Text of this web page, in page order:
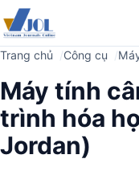
Trang chủ Công cụ
Máy tính
trình hóa
Jordan)